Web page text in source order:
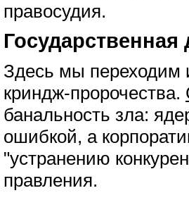
правосудия.
Здесь мы переходим
криндж-пророчества.
банальность зла:
ошибкой, а
"устранению
правления.